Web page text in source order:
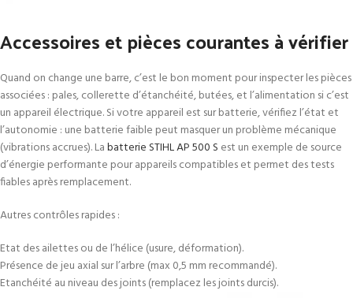
Accessoires et pièces courantes à vérifier
Quand on change une barre, c’est le bon moment pour inspecter les pièces
associées : pales, collerette d’étanchéité, butées, et l’alimentation si c’est
un appareil électrique. Si votre appareil est sur batterie, vérifiez l’état et
l’autonomie : une batterie faible peut masquer un problème mécanique
(vibrations accrues). Labatterie STIHL AP 500 S est un exemple de source
d’énergie performante pour appareils compatibles et permet des tests
fiables après remplacement.
Autres contrôles rapides :
Etat des ailettes ou de l’hélice (usure, déformation).
Présence de jeu axial sur l’arbre (max 0,5 mm recommandé).
Etanchéité au niveau des joints (remplacez les joints durcis).